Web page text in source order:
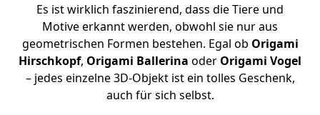
Es ist wirklich faszinierend, dass die Tiere und
Motive erkannt werden, obwohl sie nur aus
geometrischen Formen bestehen. Egal ob Origami
Hirschkopf, Origami Ballerina oder Origami Vogel
– jedes einzelne 3D-Objekt ist ein tolles Geschenk,
auch für sich selbst.